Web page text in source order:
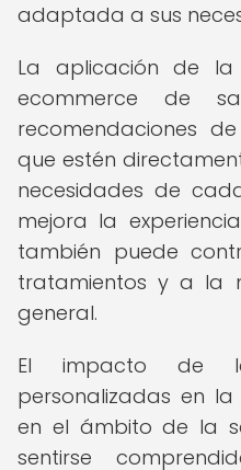
adaptada a sus
La aplicación de la
ecommerce de
recomendaciones
que estén
necesidades de
mejora la
también puede
tratamientos y a la
general.
El impacto de
personalizadas en
en el ámbito de la
sentirse